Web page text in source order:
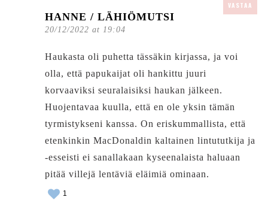
HANNE / LÄHIÖMUTSI
20/12/2022 at 19:04
VASTAA
Haukasta oli puhetta tässäkin kirjassa, ja voi
olla, että papukaijat oli hankittu juuri
korvaaviksi seuralaisiksi haukan jälkeen.
Huojentavaa kuulla, että en ole yksin tämän
tyrmistykseni kanssa. On eriskummallista, että
etenkinkin MacDonaldin kaltainen lintututkija ja
-esseisti ei sanallakaan kyseenalaista haluaan
pitää villejä lentäviä eläimiä ominaan.
1